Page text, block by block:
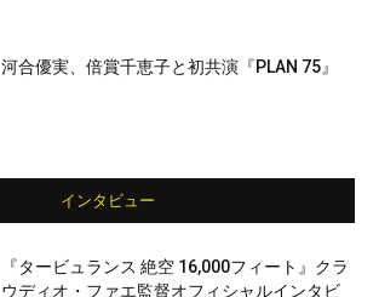
河合優実、倍賞千恵子と初共演『PLAN 75』
インタビュー
『タービュランス 絶空 16,000フィート』クラ
ウディオ・ファエ監督オフィシャルインタビ